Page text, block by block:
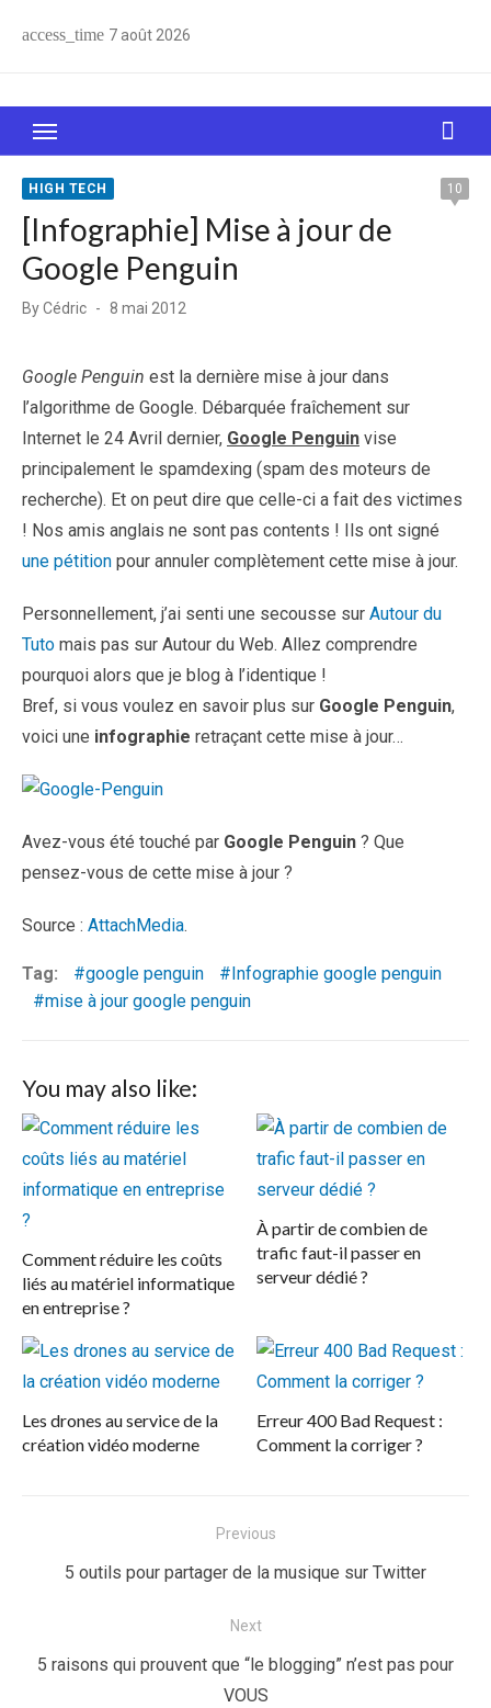
access_time 7 août 2026
Le Web, c'est comme une boîte de chocolats… On
sait jamais sur quoi on va tomber !
HIGH TECH 10
[Infographie] Mise à jour de
Google Penguin
ByCédric
Posted
8 mai 2012
Google Penguin est la dernière mise à jour dans
l’algorithme de Google. Débarquée fraîchement sur
Internet le 24 Avril dernier, Google Penguin vise
principalement le spamdexing (spam des moteurs de
recherche). Et on peut dire que celle-ci a fait des victimes
! Nos amis anglais ne sont pas contents ! Ils ont signé
une pétition pour annuler complètement cette mise à jour.
Personnellement, j’ai senti une secousse sur Autour du
Tuto mais pas sur Autour du Web. Allez comprendre
pourquoi alors que je blog à l’identique !
Bref, si vous voulez en savoir plus sur Google Penguin,
voici une infographie retraçant cette mise à jour…
Avez-vous été touché par Google Penguin ? Que
pensez-vous de cette mise à jour ?
Source : AttachMedia.
Tag: google penguin
Infographie google penguin
mise à jour google penguin
You may also like:
Comment réduire les coûts
liés au matériel informatique
en entreprise ?
À partir de combien de
trafic faut-il passer en
serveur dédié ?
Les drones au service de la
création vidéo moderne
Erreur 400 Bad Request :
Comment la corriger ?
Previous
Previous
5 outils pour partager de la musique sur Twitter
Next
Next
5 raisons qui prouvent que “le blogging” n’est pas pour
VOUS